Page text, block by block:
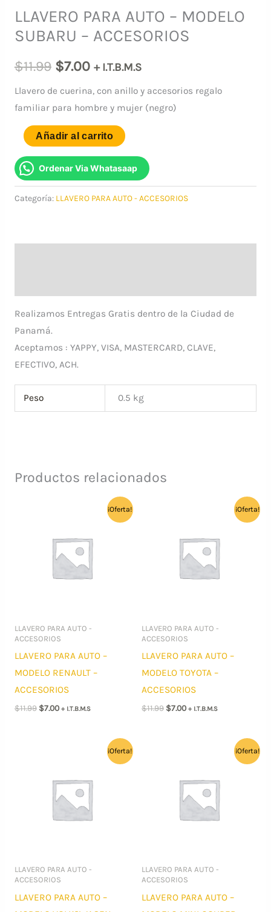
LLAVERO PARA AUTO – MODELO
SUBARU – ACCESORIOS
$11.99 El
precio
era:
$11.99.
$7.00El
precio
actual
es:
$7.00.
+ I.T.B.M.S
Llavero de cuerina, con anillo y accesorios regalo
familiar para hombre y mujer (negro)
LLAVERO
AUTO
-
MODELO
Añadir al carrito
Ordenar Via Whatasaap
Categoría: LLAVERO PARA AUTO - ACCESORIOS
Realizamos Entregas Gratis dentro de la Ciudad de
Panamá.
Aceptamos : YAPPY, VISA, MASTERCARD, CLAVE,
EFECTIVO, ACH.
Peso 0.5 kg
Productos relacionados
¡Oferta!
LLAVERO PARA AUTO -
ACCESORIOS
LLAVERO PARA AUTO –
MODELO RENAULT –
ACCESORIOS
$11.99 El
$7.00El+ I.T.B.M.S
¡Oferta!
LLAVERO PARA AUTO -
ACCESORIOS
LLAVERO PARA AUTO –
MODELO TOYOTA –
ACCESORIOS
$11.99 El
$7.00El+ I.T.B.M.S
¡Oferta!
LLAVERO PARA AUTO -
ACCESORIOS
LLAVERO PARA AUTO –
¡Oferta!
LLAVERO PARA AUTO -
ACCESORIOS
LLAVERO PARA AUTO –